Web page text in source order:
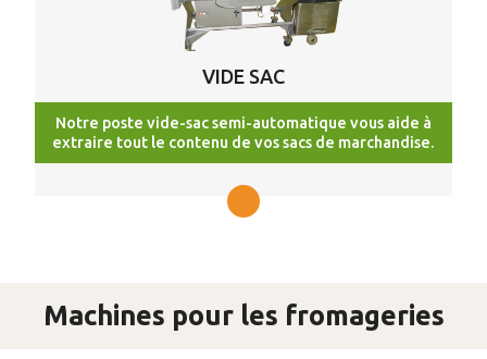
VIDE SAC
Notre poste vide-sac semi-automatique vous aide à
extraire tout le contenu de vos sacs de marchandise.
Machines pour les fromageries